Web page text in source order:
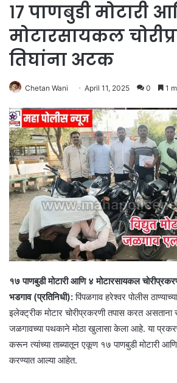
१७ पाणबुडी मोटारी
मोटारसायकल
तिघांना अटक
Chetan Wani April 11, 2025 0 1
१७ पाणबुडी मोटारी आणि ४ मोटारसायकल
भडगाव (प्रतिनिधी):पिंपळगाव हरेश्वर पोलीस
इलेक्ट्रीक मोटार चोरीप्रकरणी तपास करत असताना
जळगावच्या पथकाने मोठा खुलासा केला आहे. या
करून त्यांच्या ताब्यातून एकूण १७ पाणबुडी मोटारी
करण्यात आल्या आहेत.